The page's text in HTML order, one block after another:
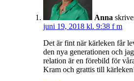
Anna
juni 19, 2018 kl. 9:38 f m
Det är fint när kärleken får
den nya generationen och
relation är en förebild för
Kram och grattis till